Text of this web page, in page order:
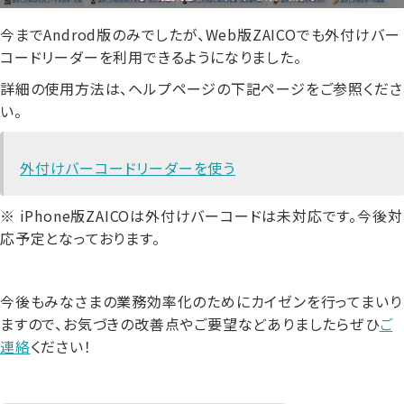
今までAndrod版のみでしたが、Web版ZAICOでも外付けバー
コードリーダーを利用できるようになりました。
詳細の使用方法は、ヘルプページの下記ページをご参照くださ
い。
外付けバーコードリーダーを使う
※ iPhone版ZAICOは外付けバーコードは未対応です。今後対
応予定となっております。
今後もみなさまの業務効率化のためにカイゼンを行ってまいり
ますので、お気づきの改善点やご要望などありましたらぜひご
連絡ください！